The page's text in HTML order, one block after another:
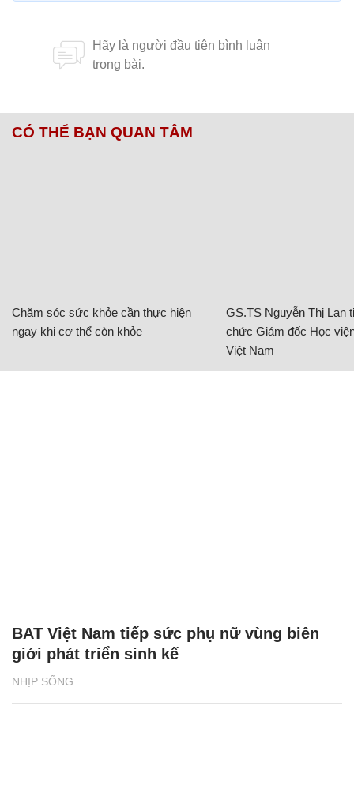
CÓ THỂ BẠN QUAN TÂM
Chăm sóc sức khỏe cần thực hiện
ngay khi cơ thể còn khỏe
GS.TS Nguyễn Thị Lan
chức Giám đốc Học
Việt Nam
NHỊP SỐNG
BAT Việt Nam tiếp sức phụ nữ vùng biên
giới phát triển sinh kế